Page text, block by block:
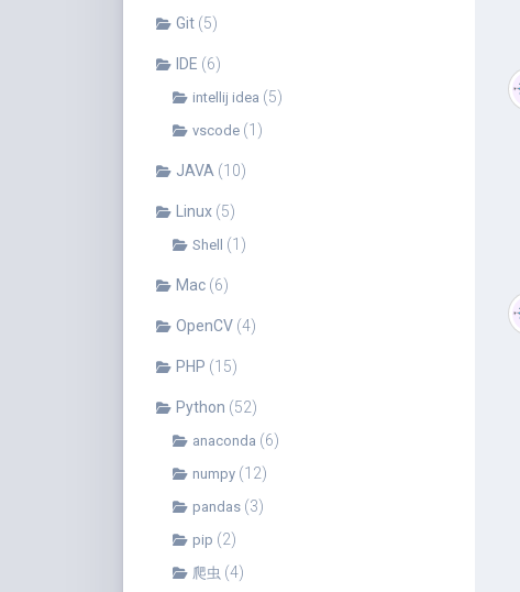
Git (5)
IDE (6)
intellij idea (5)
vscode (1)
JAVA (10)
Linux (5)
Shell (1)
Mac (6)
OpenCV (4)
PHP (15)
Python (52)
anaconda (6)
numpy (12)
pandas (3)
pip (2)
爬虫 (4)